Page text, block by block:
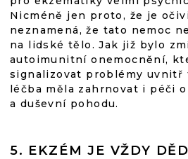
Nicméně jen proto, že je
neznamená, že tato nemoc
na lidské tělo. Jak již bylo
autoimunitní onemocnění,
signalizovat problémy uvnitř
léčba měla zahrnovat i péči
a duševní pohodu.
5. EKZÉM JE VŽDY